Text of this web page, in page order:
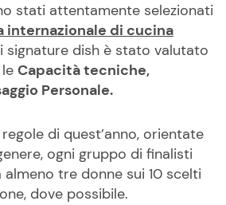
stati attentamente selezionati
internazionale di cucina
signature dish è stato valutato
Capacità tecniche,
Personale.
di quest’anno, orientate
ogni gruppo di finalisti
tre donne sui 10 scelti
dove possibile.